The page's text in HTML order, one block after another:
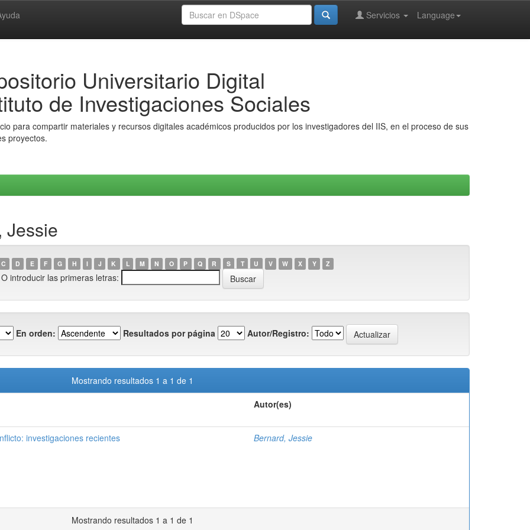
Language
Servicios
Universitario Digital
de Investigaciones Sociales
para compartir materiales y recursos digitales académicos producidos por los investigadores del IIS, en el proceso de sus
proyectos.
Jessie
C D E F G H I J K L M N O P Q R S T U V W X Y Z
O introducir las primeras letras:
En orden: Resultados por página Autor/Registro:
Mostrando resultados 1 a 1 de 1
Autor(es)
investigaciones recientes Bernard, Jessie
Mostrando resultados 1 a 1 de 1